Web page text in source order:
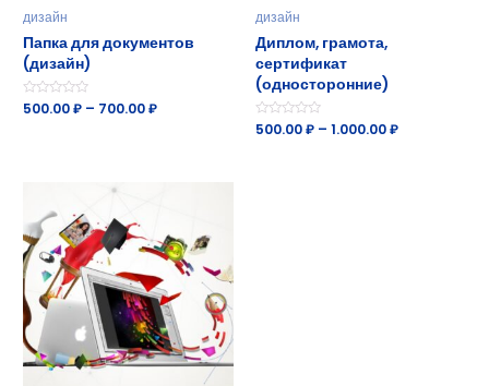
дизайн
Папка для документов
(дизайн)
Оценка
0
500.00₽ – 700.00₽
дизайн
Диплом, грамота,
сертификат
(односторонние)
Оценка
0
500.00₽ – 1.000.00₽